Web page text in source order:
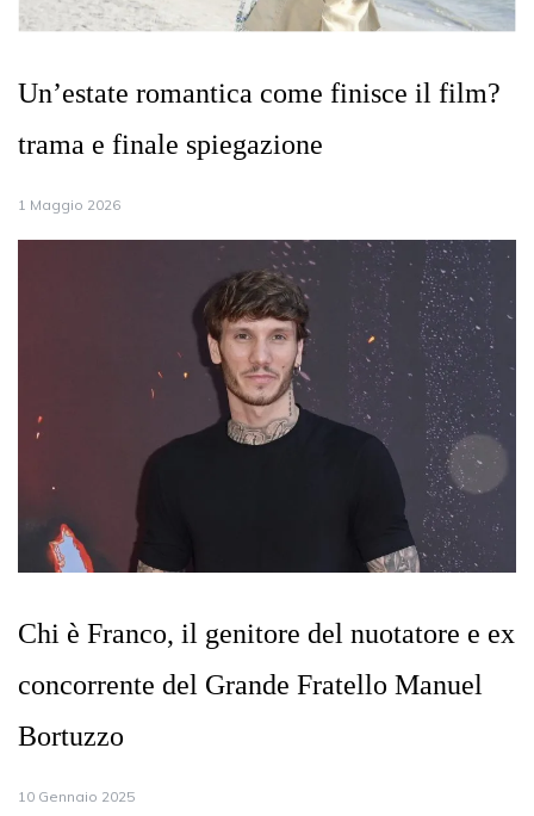
Un’estate romantica come finisce il film?
trama e finale spiegazione
1 Maggio 2026
Chi è Franco, il genitore del nuotatore e ex
concorrente del Grande Fratello Manuel
Bortuzzo
10 Gennaio 2025